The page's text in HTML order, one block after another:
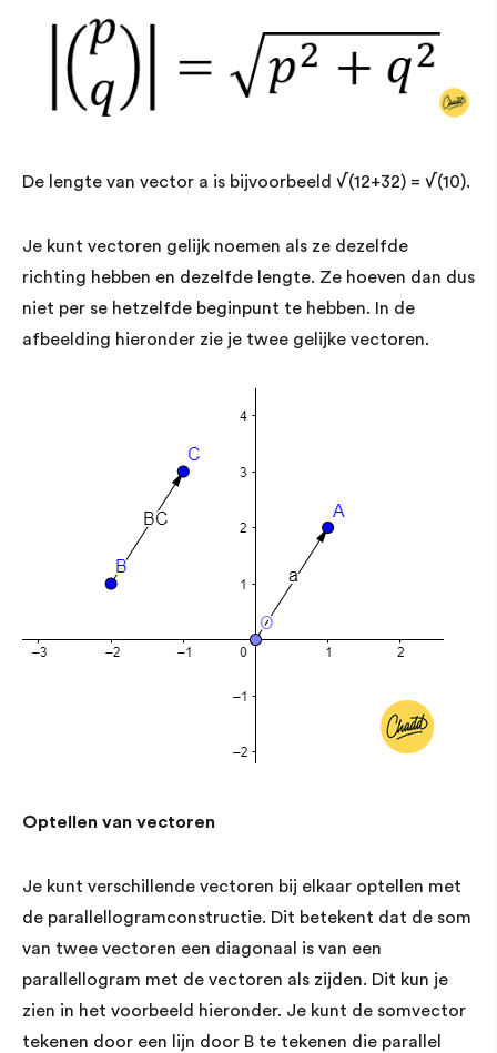
De lengte van vector a is bijvoorbeeld √(12+32) = √(10).
Je kunt vectoren gelijk noemen als ze dezelfde
richting hebben en dezelfde lengte. Ze hoeven dan dus
niet per se hetzelfde beginpunt te hebben. In de
afbeelding hieronder zie je twee gelijke vectoren.
Optellen van vectoren
Je kunt verschillende vectoren bij elkaar optellen met
de parallellogramconstructie. Dit betekent dat de som
van twee vectoren een diagonaal is van een
parallellogram met de vectoren als zijden. Dit kun je
zien in het voorbeeld hieronder. Je kunt de somvector
tekenen door een lijn door B te tekenen die parallel